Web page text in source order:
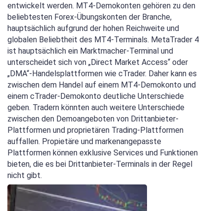
entwickelt werden. MT4-Demokonten gehören zu den
beliebtesten Forex-Übungskonten der Branche,
hauptsächlich aufgrund der hohen Reichweite und
globalen Beliebtheit des MT4-Terminals. MetaTrader 4
ist hauptsächlich ein Marktmacher-Terminal und
unterscheidet sich von „Direct Market Access“ oder
„DMA“-Handelsplattformen wie cTrader. Daher kann es
zwischen dem Handel auf einem MT4-Demokonto und
einem cTrader-Demokonto deutliche Unterschiede
geben. Tradern könnten auch weitere Unterschiede
zwischen den Demoangeboten von Drittanbieter-
Plattformen und proprietären Trading-Plattformen
auffallen. Propietäre und markenangepasste
Plattformen können exklusive Services und Funktionen
bieten, die es bei Drittanbieter-Terminals in der Regel
nicht gibt.